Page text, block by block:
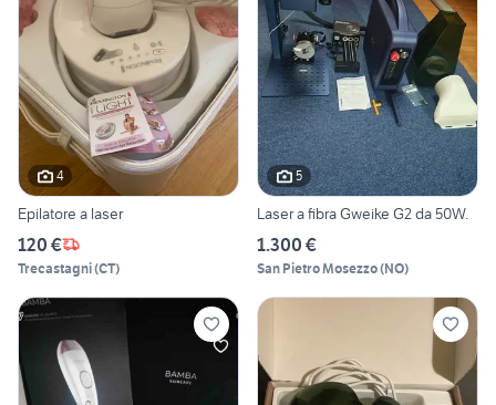
4
Epilatore a laser
120 €
Trecastagni(CT)
5
Laser a fibra Gweike G2 da 50W.
1.300 €
San Pietro Mosezzo(NO)